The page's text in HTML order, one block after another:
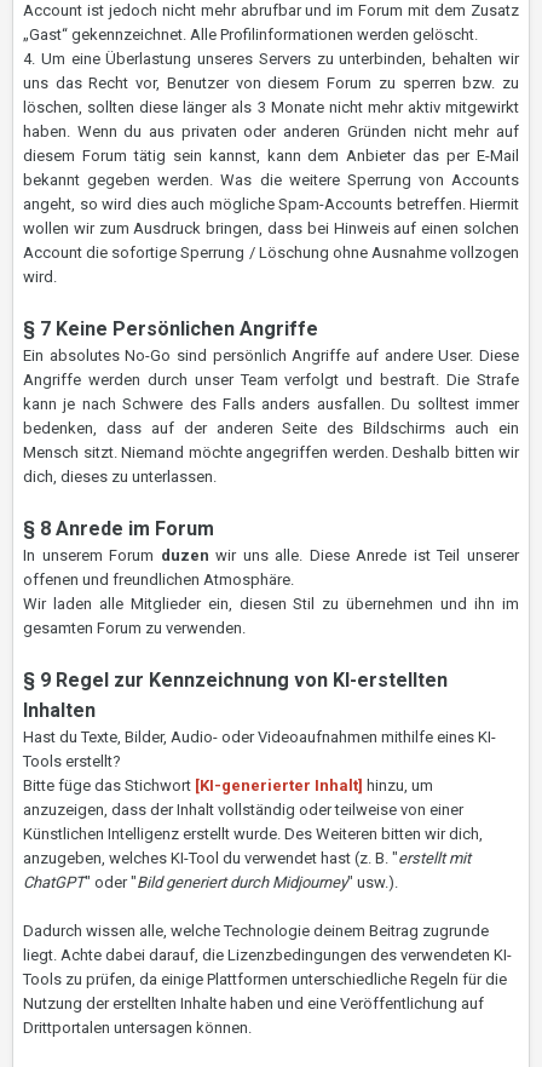
Account ist jedoch nicht mehr abrufbar und im Forum mit dem Zusatz
„Gast“ gekennzeichnet. Alle Profilinformationen werden gelöscht.
4. Um eine Überlastung unseres Servers zu unterbinden, behalten wir
uns das Recht vor, Benutzer von diesem Forum zu sperren bzw. zu
löschen, sollten diese länger als 3 Monate nicht mehr aktiv mitgewirkt
haben. Wenn du aus privaten oder anderen Gründen nicht mehr auf
diesem Forum tätig sein kannst, kann dem Anbieter das per E-Mail
bekannt gegeben werden. Was die weitere Sperrung von Accounts
angeht, so wird dies auch mögliche Spam-Accounts betreffen. Hiermit
wollen wir zum Ausdruck bringen, dass bei Hinweis auf einen solchen
Account die sofortige Sperrung / Löschung ohne Ausnahme vollzogen
wird.
§ 7 Keine Persönlichen Angriffe
Ein absolutes No-Go sind persönlich Angriffe auf andere User. Diese
Angriffe werden durch unser Team verfolgt und bestraft. Die Strafe
kann je nach Schwere des Falls anders ausfallen. Du solltest immer
bedenken, dass auf der anderen Seite des Bildschirms auch ein
Mensch sitzt. Niemand möchte angegriffen werden. Deshalb bitten wir
dich, dieses zu unterlassen.
§ 8 Anrede im Forum
In unserem Forum duzenwir uns alle. Diese Anrede ist Teil unserer
offenen und freundlichen Atmosphäre.
Wir laden alle Mitglieder ein, diesen Stil zu übernehmen und ihn im
gesamten Forum zu verwenden.
§ 9 Regel zur Kennzeichnung von KI-erstellten
Inhalten
Hast du Texte, Bilder, Audio- oder Videoaufnahmen mithilfe eines KI-
Tools erstellt?
Bitte füge das Stichwort [KI-generierter Inhalt] hinzu, um
anzuzeigen, dass der Inhalt vollständig oder teilweise von einer
Künstlichen Intelligenz erstellt wurde. Des Weiteren bitten wir dich,
anzugeben, welches KI-Tool du verwendet hast (z. B. "erstellt mit
ChatGPT" oder "Bild generiert durch Midjourney" usw.).
Dadurch wissen alle, welche Technologie deinem Beitrag zugrunde
liegt. Achte dabei darauf, die Lizenzbedingungen des verwendeten KI-
Tools zu prüfen, da einige Plattformen unterschiedliche Regeln für die
Nutzung der erstellten Inhalte haben und eine Veröffentlichung auf
Drittportalen untersagen können.